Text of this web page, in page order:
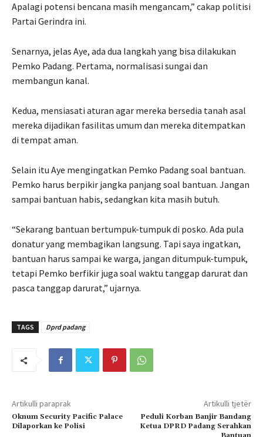
Apalagi potensi bencana masih mengancam,” cakap politisi
Partai Gerindra ini.
Senarnya, jelas Aye, ada dua langkah yang bisa dilakukan
Pemko Padang. Pertama, normalisasi sungai dan
membangun kanal.
Kedua, mensiasati aturan agar mereka bersedia tanah asal
mereka dijadikan fasilitas umum dan mereka ditempatkan
di tempat aman.
Selain itu Aye mengingatkan Pemko Padang soal bantuan.
Pemko harus berpikir jangka panjang soal bantuan. Jangan
sampai bantuan habis, sedangkan kita masih butuh.
“Sekarang bantuan bertumpuk-tumpuk di posko. Ada pula
donatur yang membagikan langsung. Tapi saya ingatkan,
bantuan harus sampai ke warga, jangan ditumpuk-tumpuk,
tetapi Pemko berfikir juga soal waktu tanggap darurat dan
pasca tanggap darurat,” ujarnya.
TAGS Dprd padang
Artikulli paraprak
Oknum Security Pacific Palace
Dilaporkan ke Polisi
Artikulli tjetër
Peduli Korban Banjir Bandang
Ketua DPRD Padang Serahkan